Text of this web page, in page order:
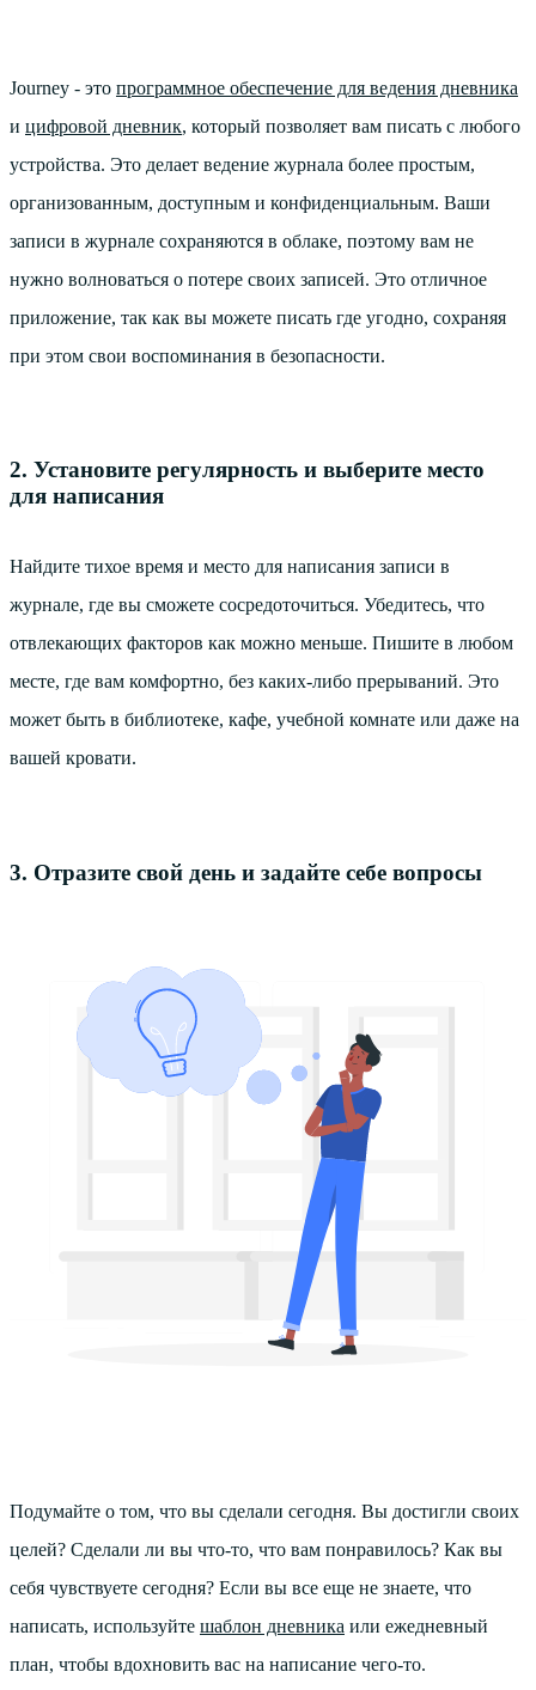
Journey - это программное обеспечение для ведения дневника
и цифровой дневник, который позволяет вам писать с любого
устройства. Это делает ведение журнала более простым,
организованным, доступным и конфиденциальным. Ваши
записи в журнале сохраняются в облаке, поэтому вам не
нужно волноваться о потере своих записей. Это отличное
приложение, так как вы можете писать где угодно, сохраняя
при этом свои воспоминания в безопасности.
2. Установите регулярность и выберите место
для написания
Найдите тихое время и место для написания записи в
журнале, где вы сможете сосредоточиться. Убедитесь, что
отвлекающих факторов как можно меньше. Пишите в любом
месте, где вам комфортно, без каких-либо прерываний. Это
может быть в библиотеке, кафе, учебной комнате или даже на
вашей кровати.
3. Отразите свой день и задайте себе вопросы
Подумайте о том, что вы сделали сегодня. Вы достигли своих
целей? Сделали ли вы что-то, что вам понравилось? Как вы
себя чувствуете сегодня? Если вы все еще не знаете, что
написать, используйте шаблон дневника или ежедневный
план, чтобы вдохновить вас на написание чего-то.